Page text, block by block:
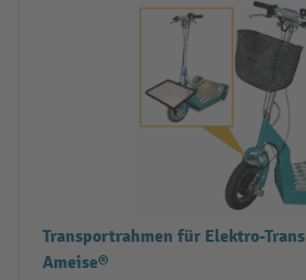
Transportrahmen für Elektro-
Ameise®